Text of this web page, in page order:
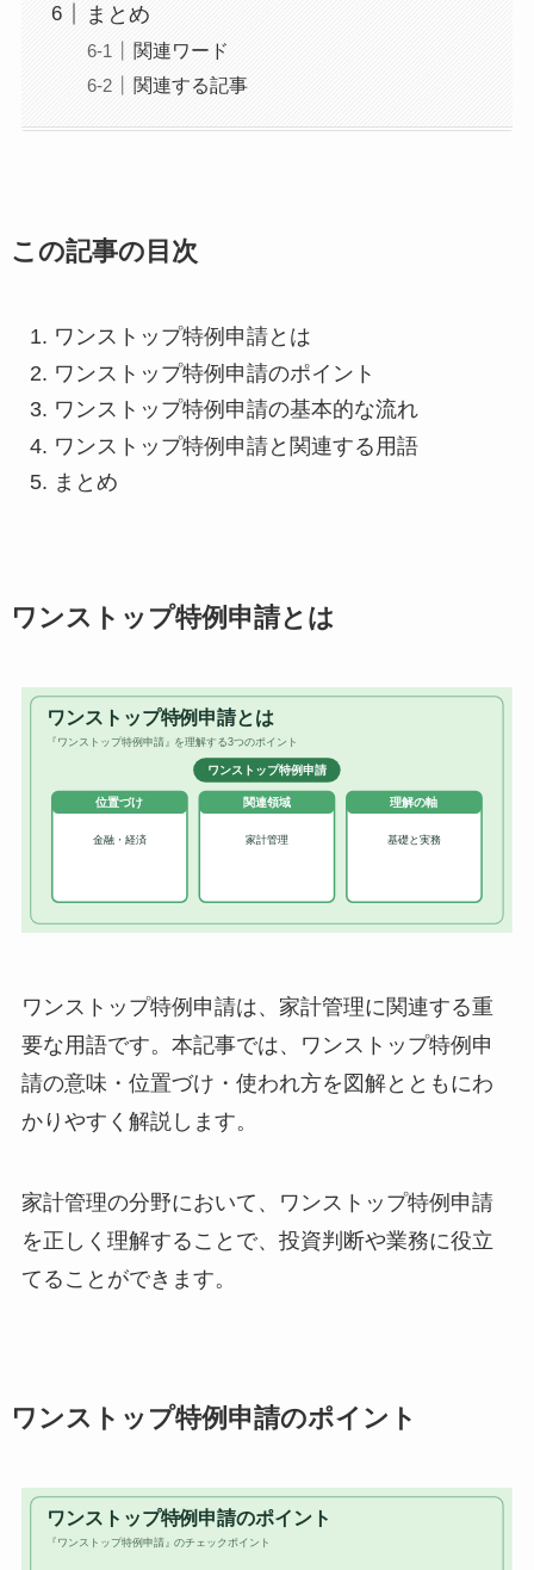
まとめ
関連ワード
関連する記事
この記事の目次
ワンストップ特例申請とは
ワンストップ特例申請のポイント
ワンストップ特例申請の基本的な流れ
ワンストップ特例申請と関連する用語
まとめ
ワンストップ特例申請とは
ワンストップ特例申請は、家計管理に関連する重
要な用語です。本記事では、ワンストップ特例申
請の意味・位置づけ・使われ方を図解とともにわ
かりやすく解説します。
家計管理の分野において、ワンストップ特例申請
を正しく理解することで、投資判断や業務に役立
てることができます。
ワンストップ特例申請のポイント